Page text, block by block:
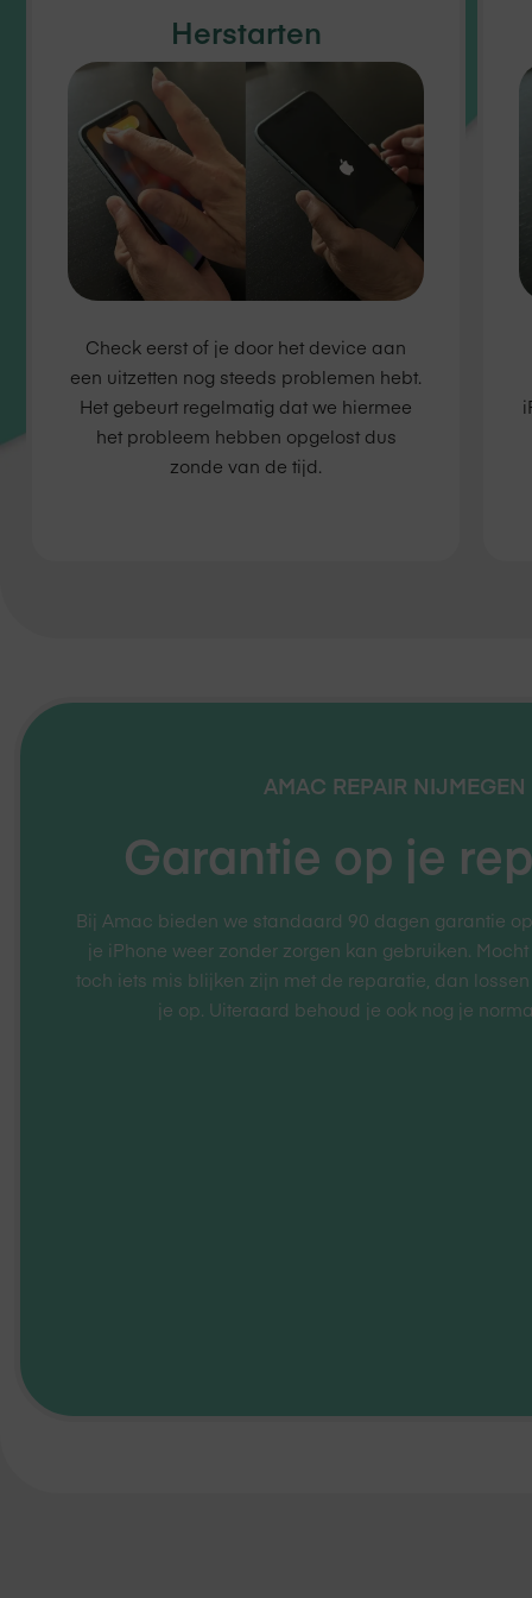
Herstarten
Check eerst of je door het device aan
een uitzetten nog steeds problemen hebt.
Het gebeurt regelmatig dat we hiermee
het probleem hebben opgelost dus
zonde van de tijd.
AMAC REPAIR NIJMEGEN
Garantie op je
Bij Amac bieden we standaard 90 dagen garantie
je iPhone weer zonder zorgen kan gebruiken.
toch iets mis blijken zijn met de reparatie, dan
je op. Uiteraard behoud je ook nog je